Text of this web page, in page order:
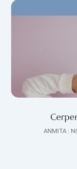
ANMITA